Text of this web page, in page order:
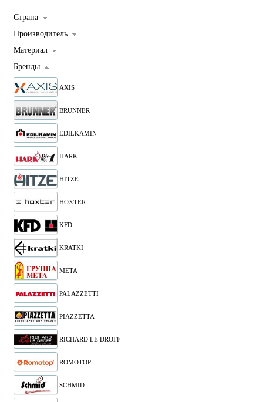
Страна
Производитель
Материал
Бренды
AXIS
BRUNNER
EDILKAMIN
HARK
HITZE
HOXTER
KFD
KRATKI
META
PALAZZETTI
PIAZZETTA
RICHARD LE DROFF
ROMOTOP
SCHMID